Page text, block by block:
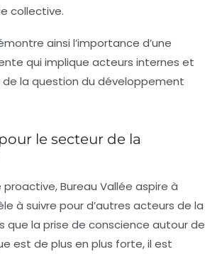
collective.
ainsi l’importance d’une
qui implique acteurs internes et
la question du développement
le secteur de la
Bureau Vallée aspire à
à suivre pour d’autres acteurs de la
que la prise de conscience autour de
est de plus en plus forte, il est